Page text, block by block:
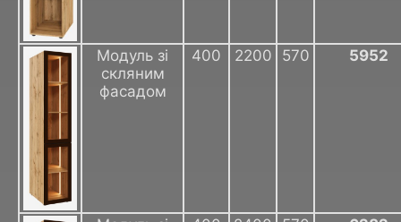
Модуль зі
скляним
фасадом
400 2200 570 5952